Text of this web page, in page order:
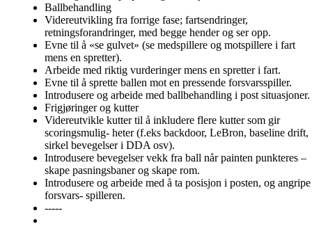
Ballbehandling
Videreutvikling fra forrige fase; fartsendringer,
retningsforandringer, med begge hender og ser opp.
Evne til å «se gulvet» (se medspillere og motspillere i fart
mens en spretter).
Arbeide med riktig vurderinger mens en spretter i fart.
Evne til å sprette ballen mot en pressende forsvarsspiller.
Introdusere og arbeide med ballbehandling i post situasjoner.
Frigjøringer og kutter
Videreutvikle kutter til å inkludere flere kutter som gir
scoringsmulig- heter (f.eks backdoor, LeBron, baseline drift,
sirkel bevegelser i DDA osv).
Introdusere bevegelser vekk fra ball når painten punkteres –
skape pasningsbaner og skape rom.
Introdusere og arbeide med å ta posisjon i posten, og angripe
forsvars- spilleren.
-----